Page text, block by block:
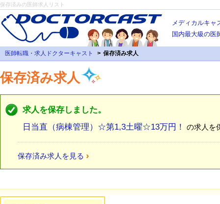
保存済みの医師求人リスト
メディカルキャ
国内最大級の医
医師転職・求人ドクターキャスト 保存済み求人
保存済み求人
求人を保存しました。
日当直（病棟管理）☆第1,3土曜☆13万円！ の求人を
保存済み求人を見る ›